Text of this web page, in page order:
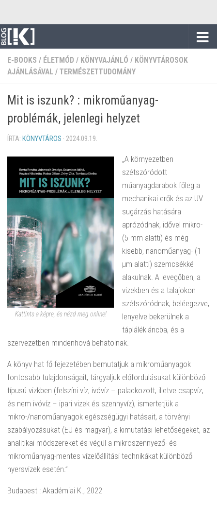
E-BOOKS / ÉLETMÓD / KÖNYVAJÁNLÓ / KÖNYVTÁROSOK
AJÁNLÁSÁVAL / TERMÉSZETTUDOMÁNY
Mit is iszunk? : mikroműanyag-
problémák, jelenlegi helyzet
ÍRTA: KÖNYVTÁROS · 2024.09.19.
Kattints a képre, és nézd meg online!
„A környezetben
szétszóródott
műanyagdarabok főleg a
mechanikai erők és az UV
sugárzás hatására
aprózódnak, idővel mikro-
(5 mm alatti) és még
kisebb, nanoműanyag- (1
µm alatti) szemcsékké
alakulnak. A levegőben, a
vizekben és a talajokon
szétszóródnak, beléegezve,
lenyelve bekerülnek a
táplálékláncba, és a
szervezetben mindenhová behatolnak.
A könyv hat fő fejezetében bemutatjuk a mikroműanyagok
fontosabb tulajdonságait, tárgyaljuk előfordulásukat különböző
típusú vizkben (felszíni víz, ivóvíz – palackozott, illetve csapvíz,
és nem ivóvíz – ipari vizek és szennyvíz), ismertetjük a
mikro-/nanoműanyagok egészségügyi hatásait, a törvényi
szabályozásukat (EU és magyar), a kimutatási lehetőségeket, az
analitikai módszereket és végül a mikroszennyező- és
mikroműanyag-mentes vízelőállítási technikákat különböző
nyersvizek esetén.”
Budapest : Akadémiai K., 2022